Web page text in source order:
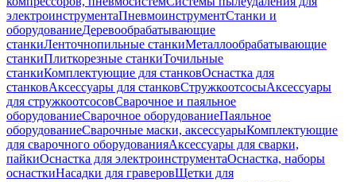
электроинструментаПневмоинструментСтанки и
оборудованиеДеревообрабатывающие
станкиЛенточнопильные станкиМеталлообрабатывающие
станкиПлиткорезные станкиТочильные
станкиКомплектующие для станковОснастка для
станковАксессуары для станковСтружкоотсосыАксессуары
для стружкоотсосовСварочное и паяльное
оборудованиеСварочное оборудованиеПаяльное
оборудованиеСварочные маски, аксессуарыКомплектующие
для сварочного оборудованияАксессуары для сварки,
пайкиОснастка для электроинструментаОснастка, наборы
оснасткиНасадки для граверовЩетки для